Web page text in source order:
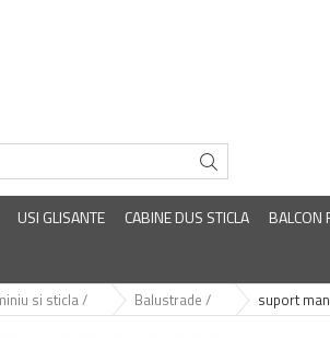
USI GLISANTE CABINE DUS STICLA BALCON
si sticla / Balustrade / suport